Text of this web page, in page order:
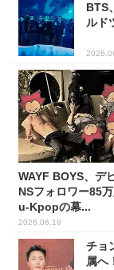
BTS
ルド
WAYF BOYS、デ
NSフォロワー85
u-Kpopの幕...
2026.06.18
チョ
属へ